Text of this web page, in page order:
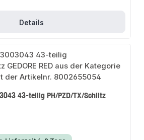
Details
43-teilig PH/PZD/TX/Schlitz